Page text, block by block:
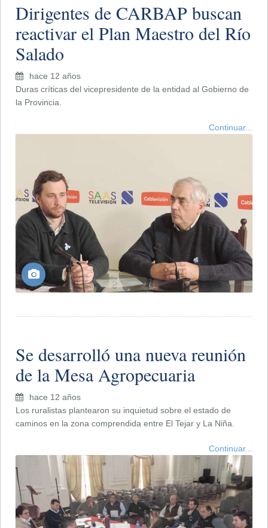
Dirigentes de CARBAP buscan
reactivar el Plan Maestro del Río
Salado
hace 12 años
Duras críticas del vicepresidente de la entidad al Gobierno de
la Provincia.
Continuar...
Se desarrolló una nueva reunión
de la Mesa Agropecuaria
hace 12 años
Los ruralistas plantearon su inquietud sobre el estado de
caminos en la zona comprendida entre El Tejar y La Niña.
Continuar...